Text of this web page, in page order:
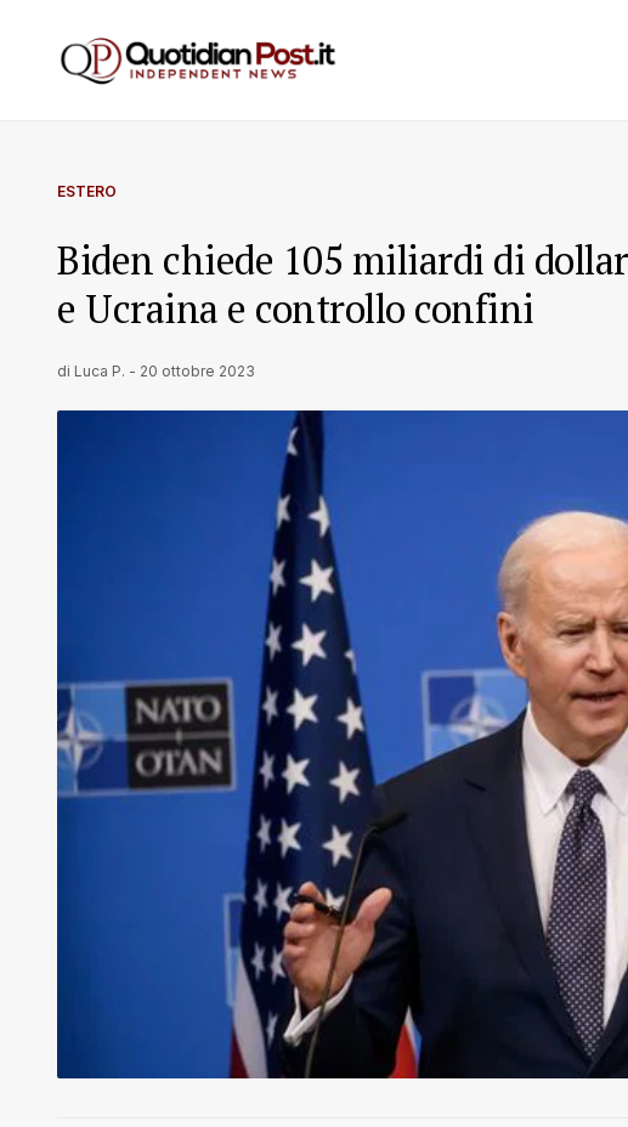
ESTERO
Biden chiede 105 miliardi di
e Ucraina e controllo confini
di Luca P. - 20 ottobre 2023